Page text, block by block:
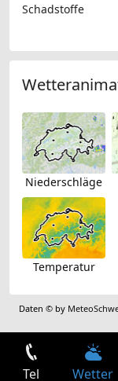
Schadstoffe
Niederschläge
Temperatur
Daten © by
Tel Wetter